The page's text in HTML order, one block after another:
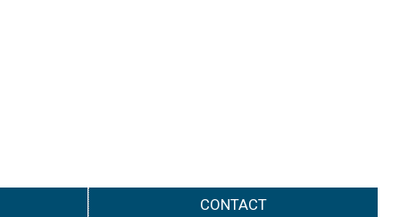
CONTACT